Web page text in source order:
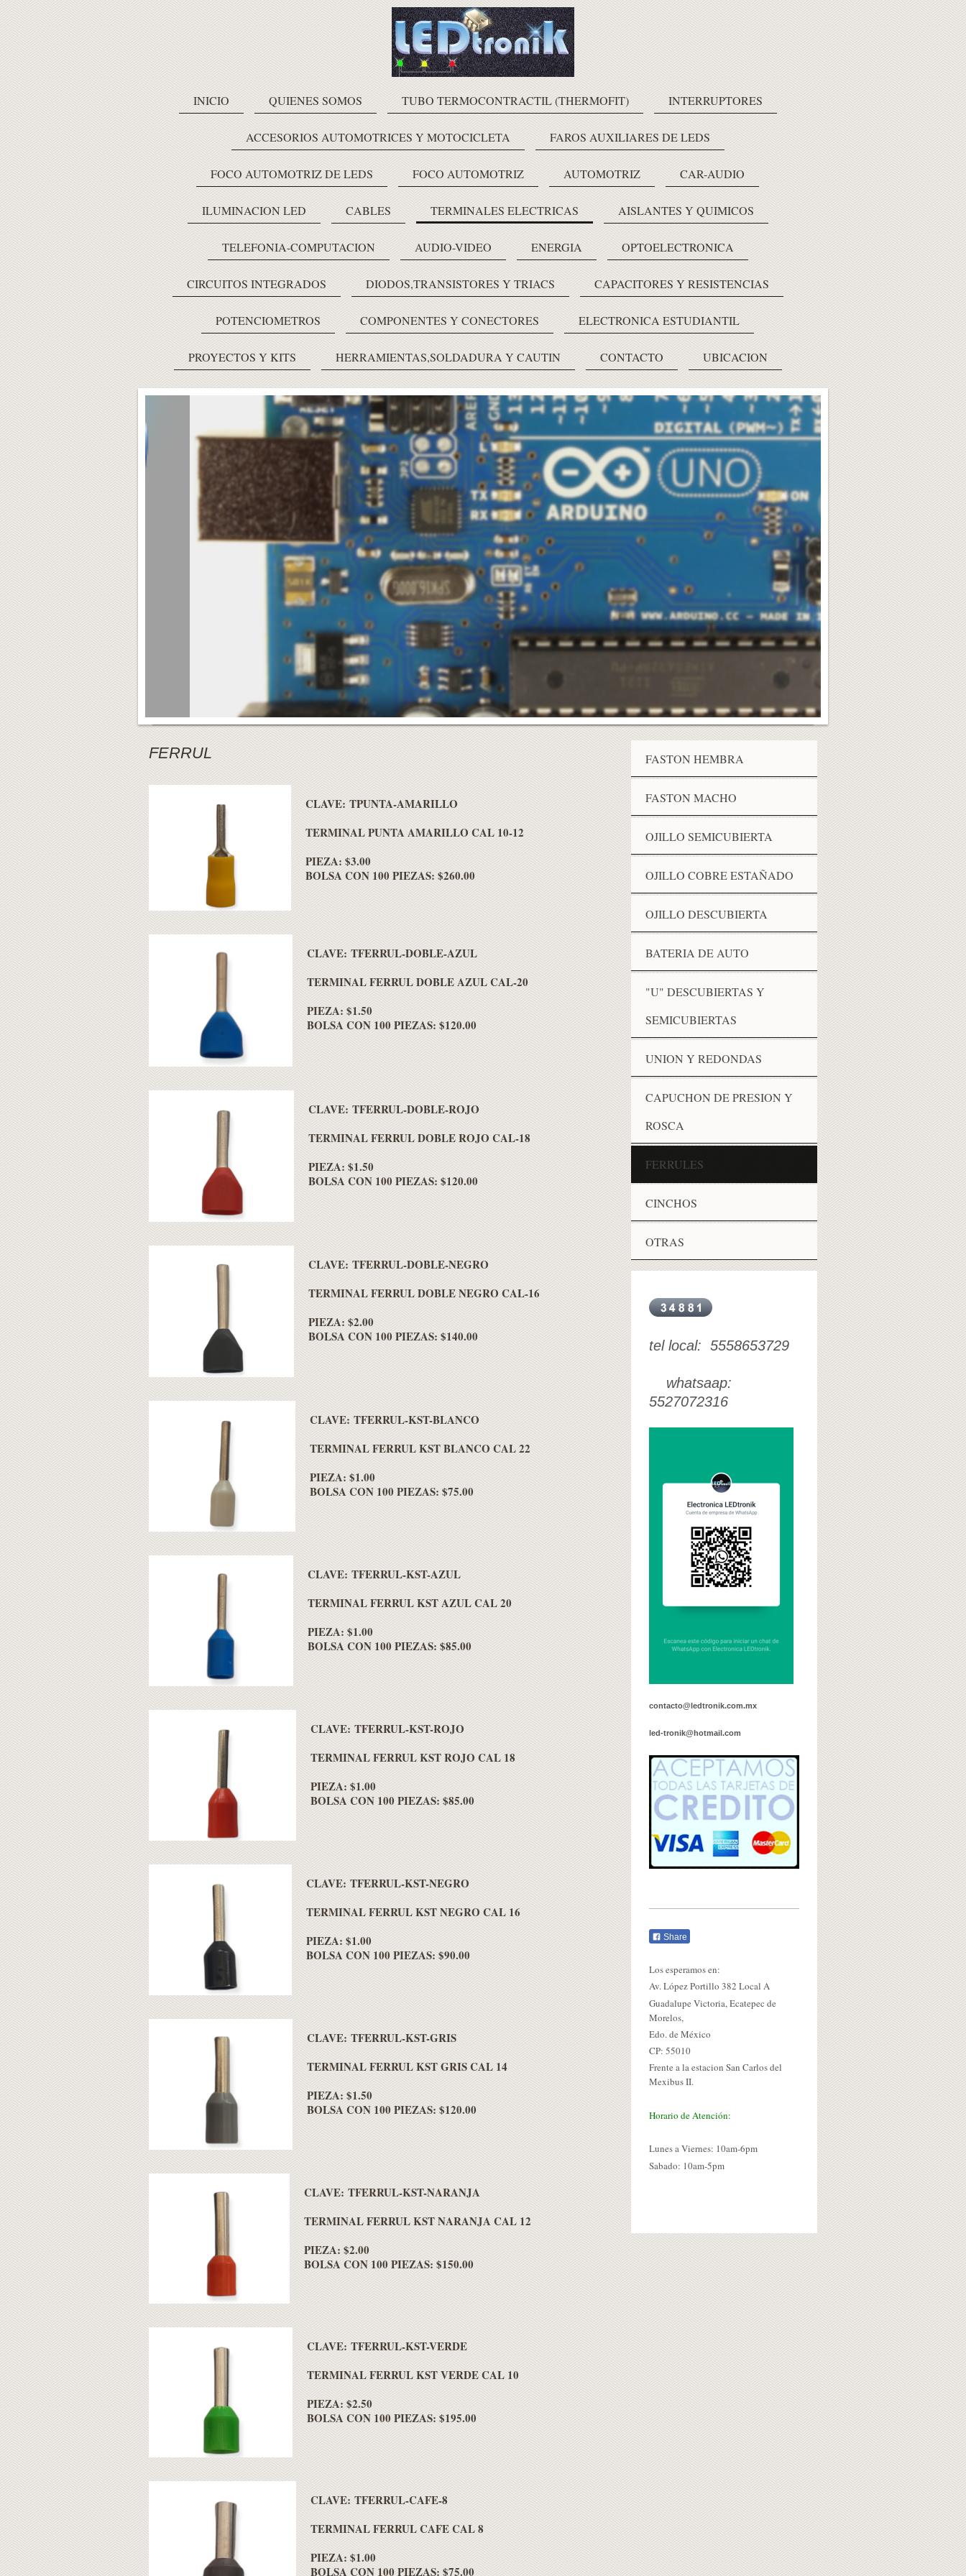
INICIO QUIENES SOMOS TUBO TERMOCONTRACTIL (THERMOFIT) INTERRUPTORES
ACCESORIOS AUTOMOTRICES Y MOTOCICLETA FAROS AUXILIARES DE LEDS
FOCO AUTOMOTRIZ DE LEDS FOCO AUTOMOTRIZ AUTOMOTRIZ CAR-AUDIO
ILUMINACION LED CABLES TERMINALES ELECTRICAS AISLANTES Y QUIMICOS
TELEFONIA-COMPUTACION AUDIO-VIDEO ENERGIA OPTOELECTRONICA
CIRCUITOS INTEGRADOS DIODOS,TRANSISTORES Y TRIACS CAPACITORES Y RESISTENCIAS
POTENCIOMETROS COMPONENTES Y CONECTORES ELECTRONICA ESTUDIANTIL
PROYECTOS Y KITS HERRAMIENTAS,SOLDADURA Y CAUTIN CONTACTO UBICACION
FERRUL
CLAVE: TPUNTA-AMARILLO
TERMINAL PUNTA AMARILLO CAL 10-12
PIEZA: $3.00
BOLSA CON 100 PIEZAS: $260.00
CLAVE: TFERRUL-DOBLE-AZUL
TERMINAL FERRUL DOBLE AZUL CAL-20
PIEZA: $1.50
BOLSA CON 100 PIEZAS: $120.00
CLAVE: TFERRUL-DOBLE-ROJO
TERMINAL FERRUL DOBLE ROJO CAL-18
PIEZA: $1.50
BOLSA CON 100 PIEZAS: $120.00
CLAVE: TFERRUL-DOBLE-NEGRO
TERMINAL FERRUL DOBLE NEGRO CAL-16
PIEZA: $2.00
BOLSA CON 100 PIEZAS: $140.00
CLAVE: TFERRUL-KST-BLANCO
TERMINAL FERRUL KST BLANCO CAL 22
PIEZA: $1.00
BOLSA CON 100 PIEZAS: $75.00
CLAVE: TFERRUL-KST-AZUL
TERMINAL FERRUL KST AZUL CAL 20
PIEZA: $1.00
BOLSA CON 100 PIEZAS: $85.00
CLAVE: TFERRUL-KST-ROJO
TERMINAL FERRUL KST ROJO CAL 18
PIEZA: $1.00
BOLSA CON 100 PIEZAS: $85.00
CLAVE: TFERRUL-KST-NEGRO
TERMINAL FERRUL KST NEGRO CAL 16
PIEZA: $1.00
BOLSA CON 100 PIEZAS: $90.00
CLAVE: TFERRUL-KST-GRIS
TERMINAL FERRUL KST GRIS CAL 14
PIEZA: $1.50
BOLSA CON 100 PIEZAS: $120.00
CLAVE: TFERRUL-KST-NARANJA
TERMINAL FERRUL KST NARANJA CAL 12
PIEZA: $2.00
BOLSA CON 100 PIEZAS: $150.00
CLAVE: TFERRUL-KST-VERDE
TERMINAL FERRUL KST VERDE CAL 10
PIEZA: $2.50
BOLSA CON 100 PIEZAS: $195.00
CLAVE: TFERRUL-CAFE-8
TERMINAL FERRUL CAFE CAL 8
PIEZA: $1.00
BOLSA CON 100 PIEZAS: $75.00
FASTON HEMBRA
FASTON MACHO
OJILLO SEMICUBIERTA
OJILLO COBRE ESTAÑADO
OJILLO DESCUBIERTA
BATERIA DE AUTO
"U" DESCUBIERTAS Y
SEMICUBIERTAS
UNION Y REDONDAS
CAPUCHON DE PRESION Y
ROSCA
FERRULES
CINCHOS
OTRAS
tel local: 5558653729
whatsaap:
5527072316
contacto@ledtronik.com.mx
led-tronik@hotmail.com
Share
Los esperamos en:
Av. López Portillo 382 Local A
Guadalupe Victoria, Ecatepec de
Morelos,
Edo. de México
CP: 55010
Frente a la estacion San Carlos del
Mexibus II.
Horario de Atención:
Lunes a Viernes: 10am-6pm
Sabado: 10am-5pm